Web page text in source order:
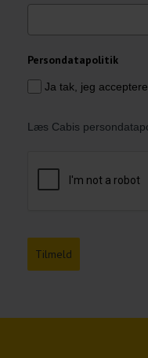
Persondatapolitik
Ja tak, jeg
Læs Cabis
Tilmeld